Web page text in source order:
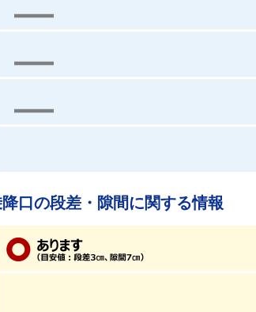
口の段差・隙間に関する情報